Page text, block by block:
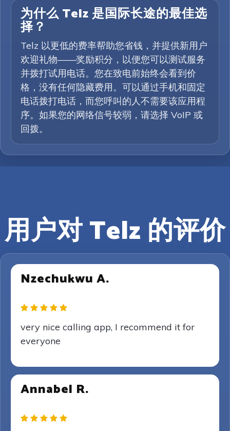
为什么 Telz 是国际长途的最佳选
择？
Telz 以更低的费率帮助您省钱，并提供新用户
欢迎礼物——奖励积分，以便您可以测试服务
并拨打试用电话。您在致电前始终会看到价
格，没有任何隐藏费用。可以通过手机和固定
电话拨打电话，而您呼叫的人不需要该应用程
序。如果您的网络信号较弱，请选择 VoIP 或
回拨。
用户对 Telz 的评价
Nzechukwu A.
very nice calling app, I recommend it for
everyone
Annabel R.